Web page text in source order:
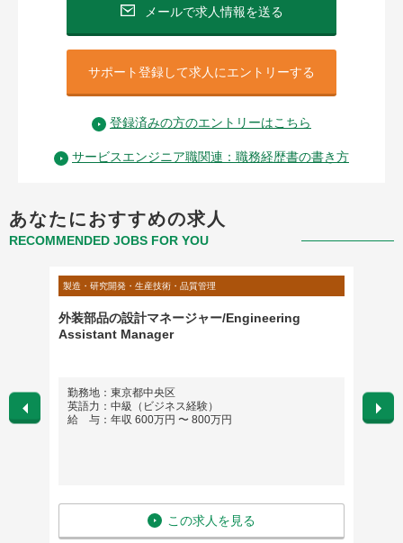
メールで求人情報を送る
サポート登録して求人にエントリーする
登録済みの方のエントリーはこちら
サービスエンジニア職関連：職務経歴書の書き方
あなたにおすすめの求人
RECOMMENDED JOBS FOR YOU
製造・研究開発・生産技術・品質管理
外装部品の設計マネージャー/Engineering
Assistant Manager
勤務地：東京都中央区
英語力：中級（ビジネス経験）
給 与：年収 600万円 〜 800万円
この求人を見る
勤務
英語
給